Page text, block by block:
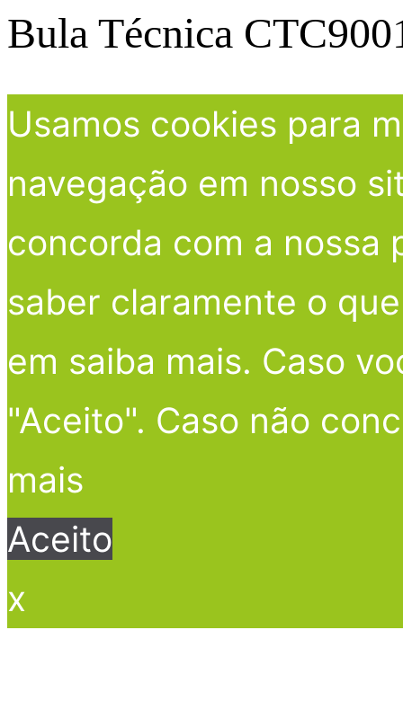
Bula Técnica
Usamos cookies para
navegação em nosso
concorda com a nossa
saber claramente o
em saiba mais. Caso
"Aceito". Caso não
mais
Aceito
x